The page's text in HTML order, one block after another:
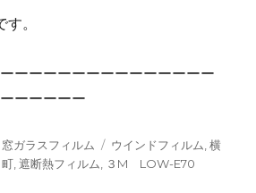
。
ーーーーーーーーーーーーーー
ーーーーー
窓ガラスフィルム
タ
グ
ウインドフィルム,横
,遮断熱フィルム, ３M LOW-E70